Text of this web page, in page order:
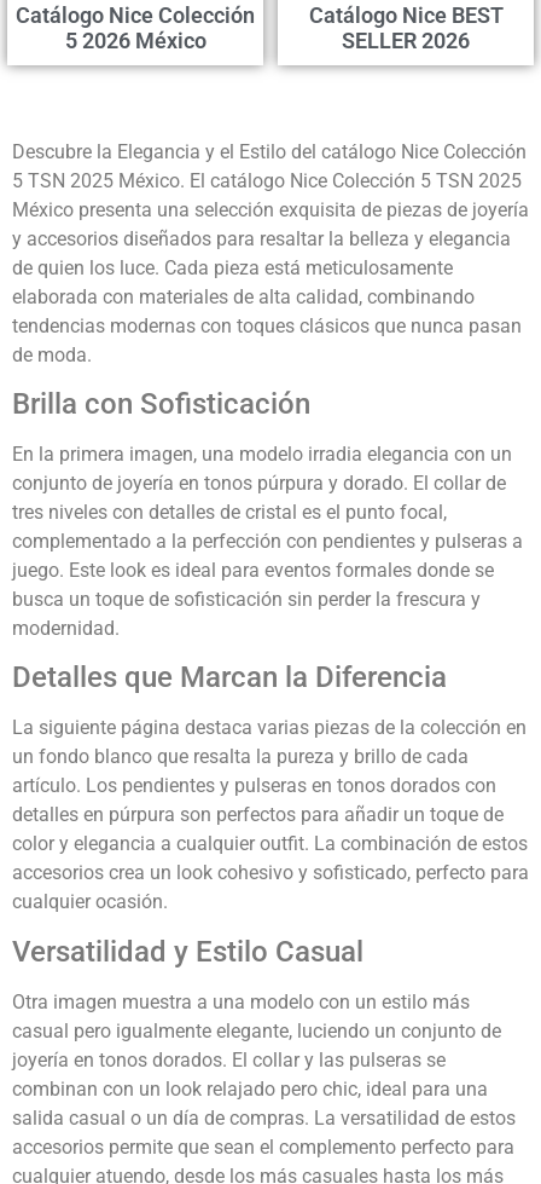
Catálogo Nice Colección
5 2026 México
Catálogo Nice BEST
SELLER 2026
Descubre la Elegancia y el Estilo del catálogo Nice Colección
5 TSN 2025 México. El catálogo Nice Colección 5 TSN 2025
México presenta una selección exquisita de piezas de joyería
y accesorios diseñados para resaltar la belleza y elegancia
de quien los luce. Cada pieza está meticulosamente
elaborada con materiales de alta calidad, combinando
tendencias modernas con toques clásicos que nunca pasan
de moda.
Brilla con Sofisticación
En la primera imagen, una modelo irradia elegancia con un
conjunto de joyería en tonos púrpura y dorado. El collar de
tres niveles con detalles de cristal es el punto focal,
complementado a la perfección con pendientes y pulseras a
juego. Este look es ideal para eventos formales donde se
busca un toque de sofisticación sin perder la frescura y
modernidad.
Detalles que Marcan la Diferencia
La siguiente página destaca varias piezas de la colección en
un fondo blanco que resalta la pureza y brillo de cada
artículo. Los pendientes y pulseras en tonos dorados con
detalles en púrpura son perfectos para añadir un toque de
color y elegancia a cualquier outfit. La combinación de estos
accesorios crea un look cohesivo y sofisticado, perfecto para
cualquier ocasión.
Versatilidad y Estilo Casual
Otra imagen muestra a una modelo con un estilo más
casual pero igualmente elegante, luciendo un conjunto de
joyería en tonos dorados. El collar y las pulseras se
combinan con un look relajado pero chic, ideal para una
salida casual o un día de compras. La versatilidad de estos
accesorios permite que sean el complemento perfecto para
cualquier atuendo, desde los más casuales hasta los más